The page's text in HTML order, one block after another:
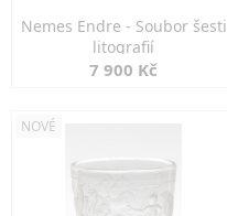
Nemes Endre - Soubor šesti
litografií
7 900 Kč
NOVÉ